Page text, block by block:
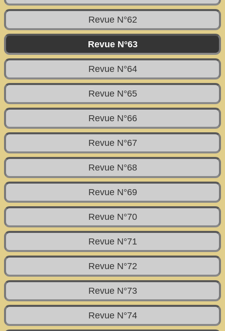
Revue N°62
Revue N°63
Revue N°64
Revue N°65
Revue N°66
Revue N°67
Revue N°68
Revue N°69
Revue N°70
Revue N°71
Revue N°72
Revue N°73
Revue N°74